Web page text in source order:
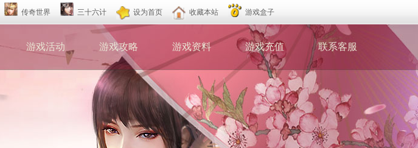
传奇世界 三十六计 设为首页 收藏本站 游戏盒子
游戏活动 游戏攻略 游戏资料 游戏充值 联系客服